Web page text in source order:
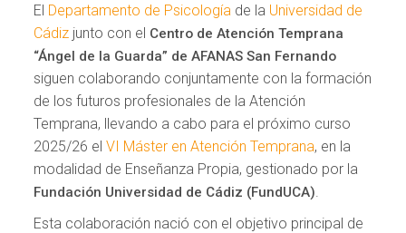
El Departamento de Psicología de la Universidad de
Cádiz junto con el Centro de Atención Temprana
“Ángel de la Guarda” de AFANAS San Fernando
siguen colaborando conjuntamente con la formación
de los futuros profesionales de la Atención
Temprana, llevando a cabo para el próximo curso
2025/26 elVI Máster en Atención Temprana, en la
modalidad de Enseñanza Propia, gestionado por la
Fundación Universidad de Cádiz (FundUCA).
Esta colaboración nació con el objetivo principal de